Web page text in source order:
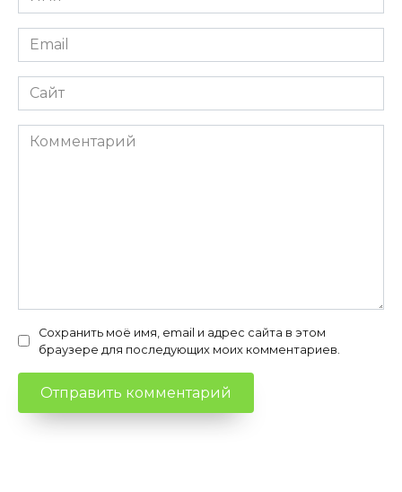
*
Email
*
Сайт
Комментарий
Сохранить моё имя, email и адрес сайта в этом
браузере для последующих моих комментариев.